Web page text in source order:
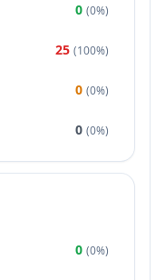
0 (0%)
25 (100%)
0 (0%)
0 (0%)
0 (0%)